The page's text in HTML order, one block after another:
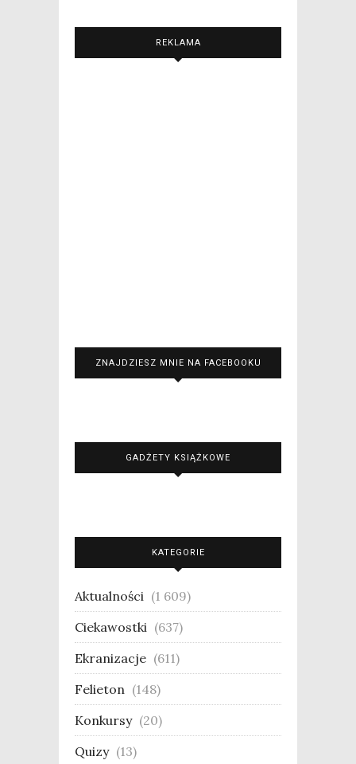
REKLAMA
ZNAJDZIESZ MNIE NA FACEBOOKU
GADŻETY KSIĄŻKOWE
KATEGORIE
Aktualności (1 609)
Ciekawostki (637)
Ekranizacje (611)
Felieton (148)
Konkursy (20)
Quizy (13)